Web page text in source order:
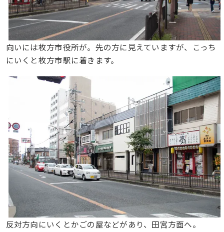
向いには枚方市役所が。先の方に見えていますが、こっち
にいくと枚方市駅に着きます。
反対方向にいくとかごの屋などがあり、田宮方面へ。